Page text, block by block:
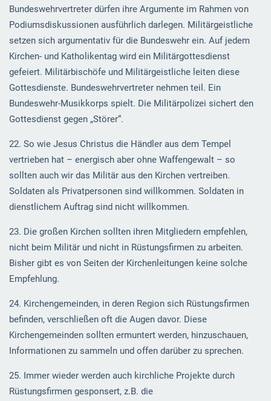
Bundeswehrvertreter dürfen ihre Argumente im Rahmen von
Podiumsdiskussionen ausführlich darlegen. Militärgeistliche
setzen sich argumentativ für die Bundeswehr ein. Auf jedem
Kirchen- und Katholikentag wird ein Militärgottesdienst
gefeiert. Militärbischöfe und Militärgeistliche leiten diese
Gottesdienste. Bundeswehrvertreter nehmen teil. Ein
Bundeswehr-Musikkorps spielt. Die Militärpolizei sichert den
Gottesdienst gegen „Störer“.
22. So wie Jesus Christus die Händler aus dem Tempel
vertrieben hat – energisch aber ohne Waffengewalt – so
sollten auch wir das Militär aus den Kirchen vertreiben.
Soldaten als Privatpersonen sind willkommen. Soldaten in
dienstlichem Auftrag sind nicht willkommen.
23. Die großen Kirchen sollten ihren Mitgliedern empfehlen,
nicht beim Militär und nicht in Rüstungsfirmen zu arbeiten.
Bisher gibt es von Seiten der Kirchenleitungen keine solche
Empfehlung.
24. Kirchengemeinden, in deren Region sich Rüstungsfirmen
befinden, verschließen oft die Augen davor. Diese
Kirchengemeinden sollten ermuntert werden, hinzuschauen,
Informationen zu sammeln und offen darüber zu sprechen.
25. Immer wieder werden auch kirchliche Projekte durch
Rüstungsfirmen gesponsert, z.B. die